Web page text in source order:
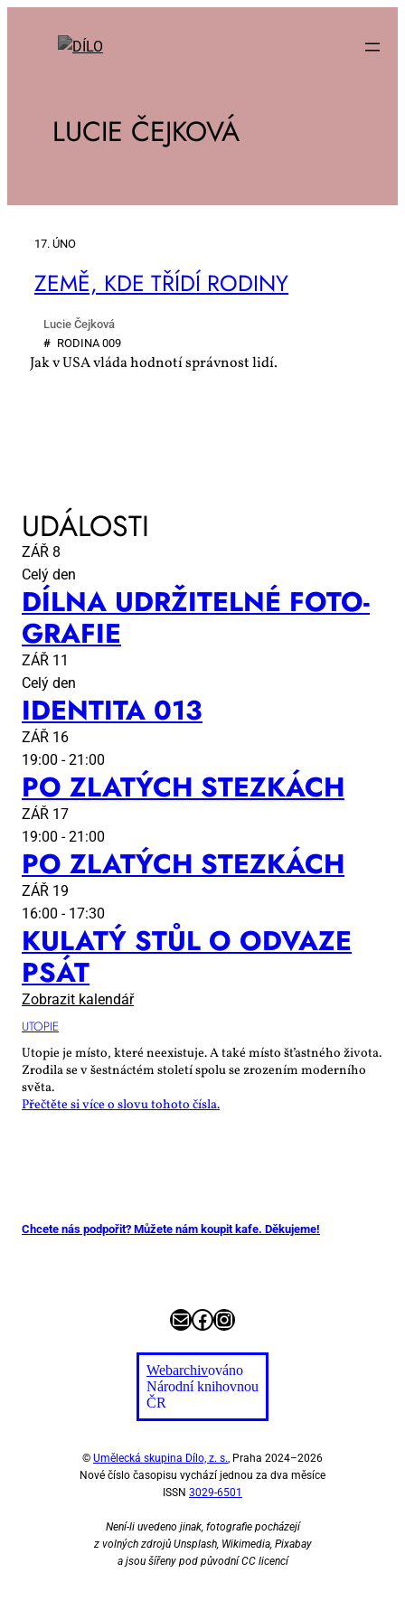
LUCIE ČEJKOVÁ
17. ÚNO
ZE­MĚ, KDE TŘÍ­DÍ RO­DI­NY
Lucie Čejková
# RO­DI­NA 009
Jak v USA vláda hodnotí správnost lidí.
UDÁLOSTI
ZÁŘ 8
Celý den
DÍL­NA UDR­ŽI­TEL­NÉ FO­TO­
GRA­FIE
ZÁŘ 11
Celý den
IDEN­TI­TA 013
ZÁŘ 16
19:00 -21:00
PO ZLA­TÝCH STEZ­KÁCH
ZÁŘ 17
19:00 -21:00
PO ZLA­TÝCH STEZ­KÁCH
ZÁŘ 19
16:00 - 17:30
KU­LA­TÝ STŮL O OD­VA­ZE
PSÁT
Zobrazit kalendář
UTO­PIE
Utopie je místo, které neexistuje. A také místo šťastného života.
Zrodila se v šestnáctém století spolu se zrozením moderního
světa.
Přečtěte si více o slovu tohoto čísla.
Chcete nás podpořit? Můžete nám koupit kafe. Děkujeme!
E-mailFacebook
Instagram
Webarchivováno
Národní knihovnou
ČR
© Umělecká skupina Dílo, z. s. , Praha 2024–2026
Nové číslo časopisu vychází jednou za dva měsíce
ISSN 3029-6501
Není-li uvedeno jinak, fotografie pocházejí
z volných zdrojů Unsplash, Wikimedia, Pixabay
a jsou šířeny pod původní CC licencí